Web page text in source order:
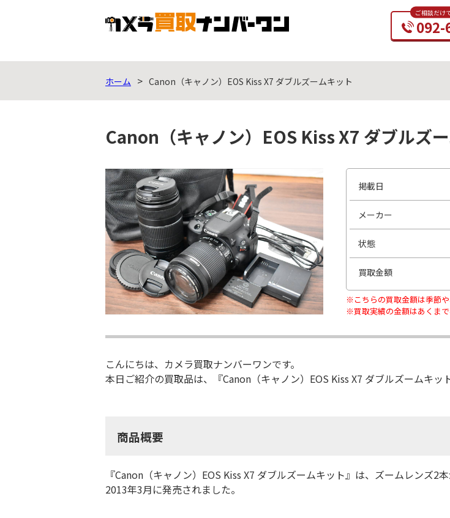
ご相談だけ
092-
ホーム Canon（キャノン）EOS Kiss X7 ダブルズームキット
Canon（キャノン）EOS Kiss X7 ダブルズ
掲載日
メーカー
状態
買取金額
※こちらの買取金額は季節や
※買取実績の金額はあくまで
こんにちは、カメラ買取ナンバーワンです。
本日ご紹介の買取品は、『Canon（キャノン）EOS Kiss X7 ダブルズームキッ
商品概要
『Canon（キャノン）EOS Kiss X7 ダブルズームキット』は、ズームレンズ2
2013年3月に発売されました。